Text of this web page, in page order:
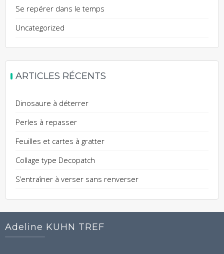
Se repérer dans le temps
Uncategorized
ARTICLES RÉCENTS
Dinosaure à déterrer
Perles à repasser
Feuilles et cartes à gratter
Collage type Decopatch
S’entraîner à verser sans renverser
Adeline KUHN TREF